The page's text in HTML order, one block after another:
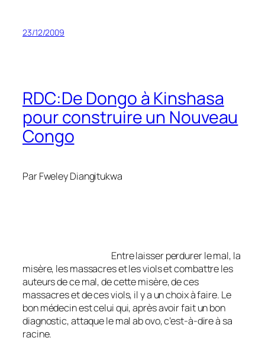
23/12/2009
RDC:De Dongo à Kinshasa
pour construire un Nouveau
Congo
Par Fweley Diangitukwa
Entre laisser perdurer le mal, la
misère, les massacres et les viols et combattre les
auteurs de ce mal, de cette misère, de ces
massacres et de ces viols, il y a un choix à faire. Le
bon médecin est celui qui, après avoir fait un bon
diagnostic, attaque le mal ab ovo, c’est-à-dire à sa
racine.